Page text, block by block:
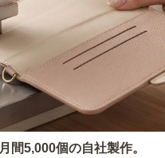
月間5,000個の自社製作。